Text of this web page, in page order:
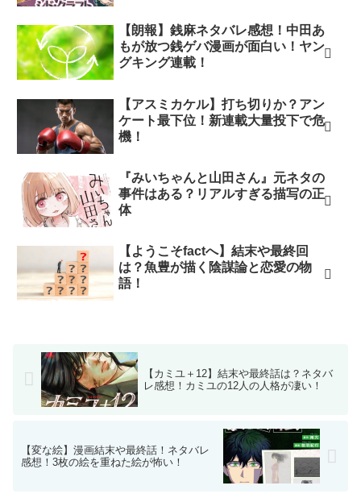
【朗報】銭麻ネタバレ感想！中田あ
もが放つ銭ゲバ漫画が面白い！ヤン
グキング連載！
【アスミカケル】打ち切りか？アン
ケート最下位！新連載大量投下で危
機！
『みいちゃんと山田さん』元ネタの
事件はある？リアルすぎる描写の正
体
【ようこそfactへ】結末や最終回
は？魚豊が描く陰謀論と恋愛の物
語！
【カミユ＋12】結末や最終話は？ネタバ
レ感想！カミユの12人の人格が凄い！
【変な絵】漫画結末や最終話！ネタバレ
感想！3枚の絵を重ねた絵が怖い！